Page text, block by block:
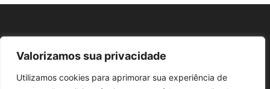
Valorizamos sua privacidade
Utilizamos cookies para aprimorar sua experiência de
Repórter AM